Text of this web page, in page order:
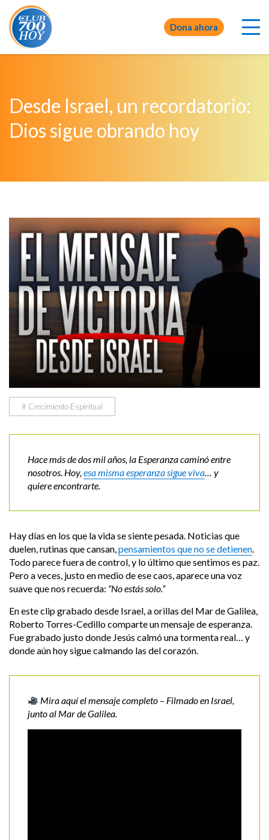
Dona ahora
Desde Israel, un recordatorio:
Dios sigue obrando hoy
# Crecimiento Espiritual
Hace más de dos mil años, la Esperanza caminó entre
nosotros. Hoy,esa misma esperanza sigue viva… y
quiere encontrarte.
Hay días en los que la vida se siente pesada. Noticias que
duelen, rutinas que cansan,pensamientos que no se detienen.
Todo parece fuera de control, y lo último que sentimos es paz.
Pero a veces, justo en medio de ese caos, aparece una voz
suave que nos recuerda: “No estás solo.”
En este clip grabado desde Israel, a orillas del Mar de Galilea,
Roberto Torres-Cedillo comparte un mensaje de esperanza.
Fue grabado justo donde Jesús calmó una tormenta real… y
donde aún hoy sigue calmando las del corazón.
Mira aquí el mensaje completo – Filmado en Israel,
junto al Mar de Galilea.